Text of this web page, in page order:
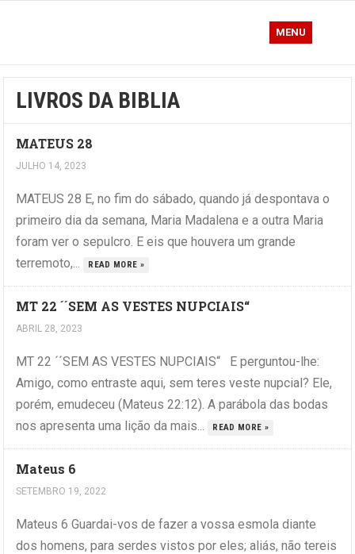
MENU
LIVROS DA BIBLIA
MATEUS 28
JULHO 14, 2023
MATEUS 28 E, no fim do sábado, quando já despontava o
primeiro dia da semana, Maria Madalena e a outra Maria
foram ver o sepulcro. E eis que houvera um grande
terremoto,...
READ MORE »
MT 22 ´´SEM AS VESTES NUPCIAIS“
ABRIL 28, 2023
MT 22 ´´SEM AS VESTES NUPCIAIS“ E perguntou-lhe:
Amigo, como entraste aqui, sem teres veste nupcial? Ele,
porém, emudeceu (Mateus 22:12). A parábola das bodas
nos apresenta uma lição da mais...
READ MORE »
Mateus 6
SETEMBRO 19, 2022
Mateus 6 Guardai-vos de fazer a vossa esmola diante
dos homens, para serdes vistos por eles; aliás, não tereis